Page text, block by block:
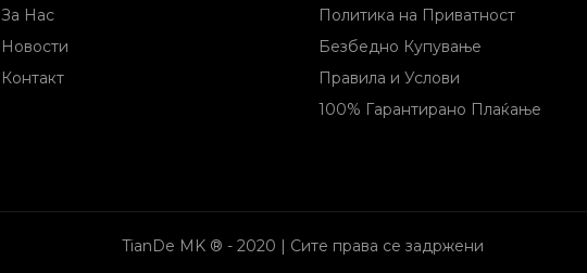
За Нас
Новости
Контакт
Политика на Приватност
Безбедно Купување
Правила и Услови
100% Гарантирано Плаќање
TianDe MK ® - 2020 | Сите права се задржени